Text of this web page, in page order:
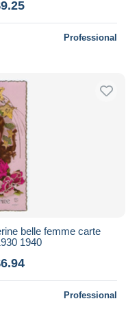
Professional
belle femme carte
1940
Professional